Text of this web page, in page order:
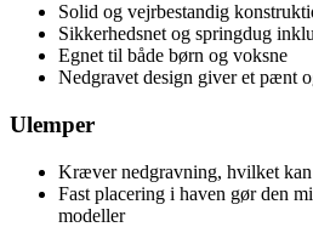
Solid og vejrbestandig
Sikkerhedsnet og springdug
Egnet til både børn og voksne
Nedgravet design giver et pænt
Ulemper
Kræver nedgravning, hvilket
Fast placering i haven gør den
modeller